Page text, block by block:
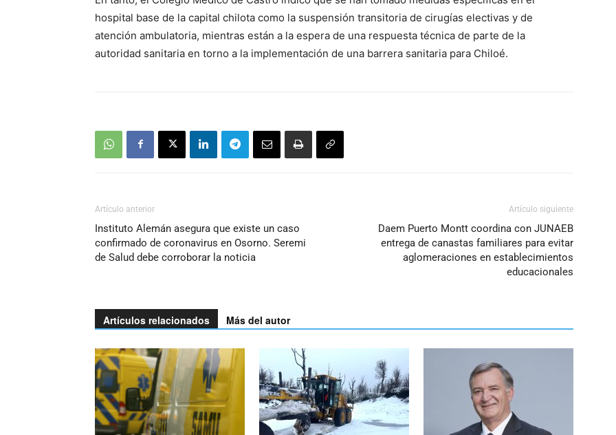
disminuir
hospital base de la capital chilota como la suspensión transitoria de cirugías electivas y de
atención ambulatoria, mientras están a la espera de una respuesta técnica de parte de la
autoridad sanitaria en torno a la implementación de una barrera sanitaria para Chiloé.
Artículo anterior
Instituto Alemán asegura que existe un caso
confirmado de coronavirus en Osorno. Seremi
de Salud debe corroborar la noticia
Artículo siguiente
Daem Puerto Montt coordina con JUNAEB
entrega de canastas familiares para evitar
aglomeraciones en establecimientos
educacionales
Artículos relacionados Más del autor